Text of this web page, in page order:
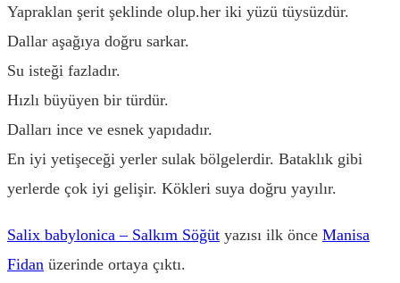
Yapraklan şerit şeklinde olup.her iki yüzü tüysüzdür.
Dallar aşağıya doğru sarkar.
Su isteği fazladır.
Hızlı büyüyen bir türdür.
Dalları ince ve esnek yapıdadır.
En iyi yetişeceği yerler sulak bölgelerdir. Bataklık gibi
yerlerde çok iyi gelişir. Kökleri suya doğru yayılır.
Salix babylonica – Salkım Söğüt yazısı ilk önce Manisa
Fidan üzerinde ortaya çıktı.